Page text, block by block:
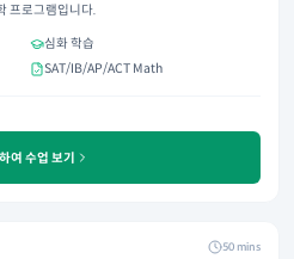
프로그램입니다.
심화 학습
SAT/IB/AP/ACT Math
여 수업 보기
50 mins